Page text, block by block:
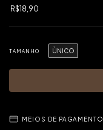
R$18,90
TAMANHO ÙNICO
MEIOS DE PAGAMENTO